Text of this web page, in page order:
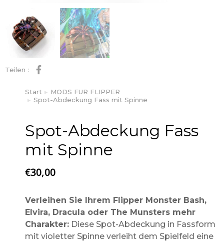
Teilen :
Sie befinden sich hier:
Start
MODS FUR FLIPPER
Spot-Abdeckung Fass mit Spinne
Spot-Abdeckung Fass
mit Spinne
€30,00
Verleihen Sie Ihrem Flipper Monster Bash,
Elvira, Dracula oder The Munsters mehr
Charakter: Diese Spot-Abdeckung in Fassform
mit violetter Spinne verleiht dem Spielfeld eine